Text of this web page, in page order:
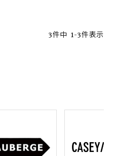
3件中 1-3件表示